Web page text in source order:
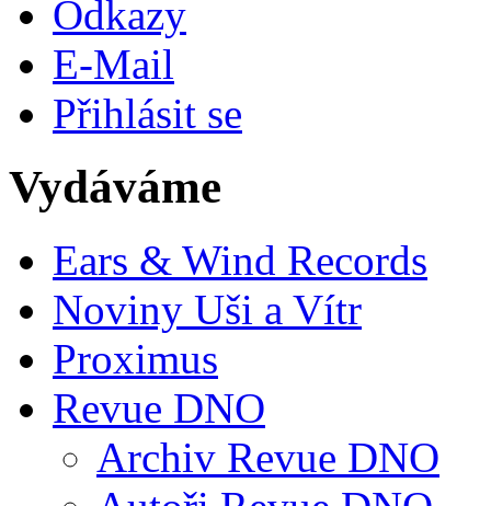
Odkazy
E-Mail
Přihlásit se
Vydáváme
Ears & Wind Records
Noviny Uši a Vítr
Proximus
Revue DNO
Archiv Revue DNO